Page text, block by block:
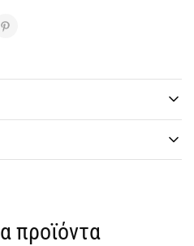
προϊόντα